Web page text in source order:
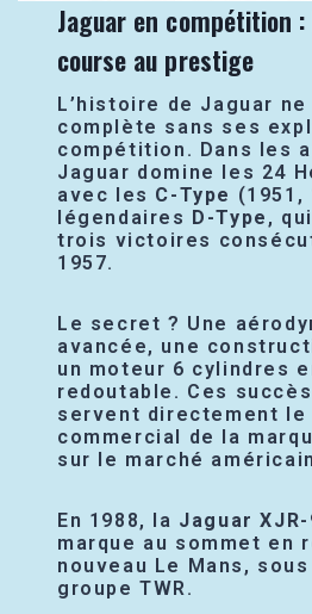
Jaguar en compétition
course au prestige
L’histoire de Jaguar
complète sans ses
compétition. Dans les
Jaguar domine les 24
avec les C-Type (1951,
légendaires D-Type ,
trois victoires
1957.
Le secret ? Une
avancée, une
un moteur 6 cylindres
redoutable. Ces
servent directement le
commercial de la
sur le marché
En 1988, la Jaguar XJR-
marque au sommet en
nouveau Le Mans,
groupe TWR.